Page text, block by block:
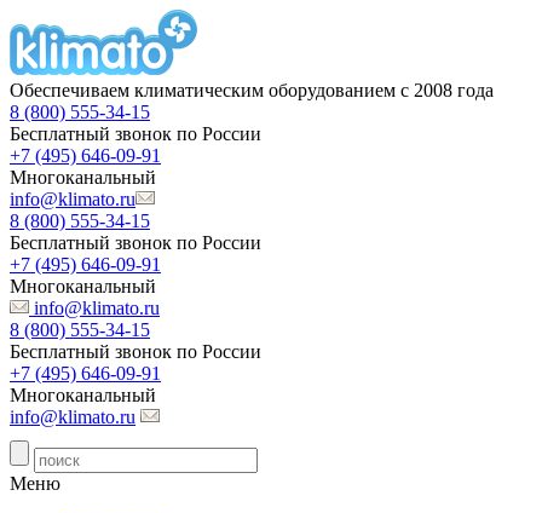
Обеспечиваем климатическим оборудованием с 2008 года
8 (800) 555-34-15
Бесплатный звонок по России
+7 (495) 646-09-91
Многоканальный
info@klimato.ru
8 (800) 555-34-15
Бесплатный звонок по России
+7 (495) 646-09-91
Многоканальный
info@klimato.ru
8 (800) 555-34-15
Бесплатный звонок по России
+7 (495) 646-09-91
Многоканальный
info@klimato.ru
Меню